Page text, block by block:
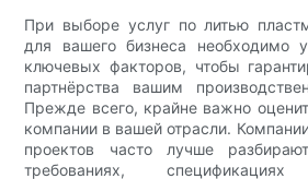
При выборе услуг по литью
для вашего бизнеса необходимо
ключевых факторов, чтобы
партнёрства вашим
Прежде всего, крайне важно
компании в вашей отрасли.
проектов часто лучше
требованиях,